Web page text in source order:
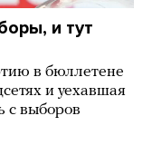
и тут
в бюллетене
и уехавшая
с выборов